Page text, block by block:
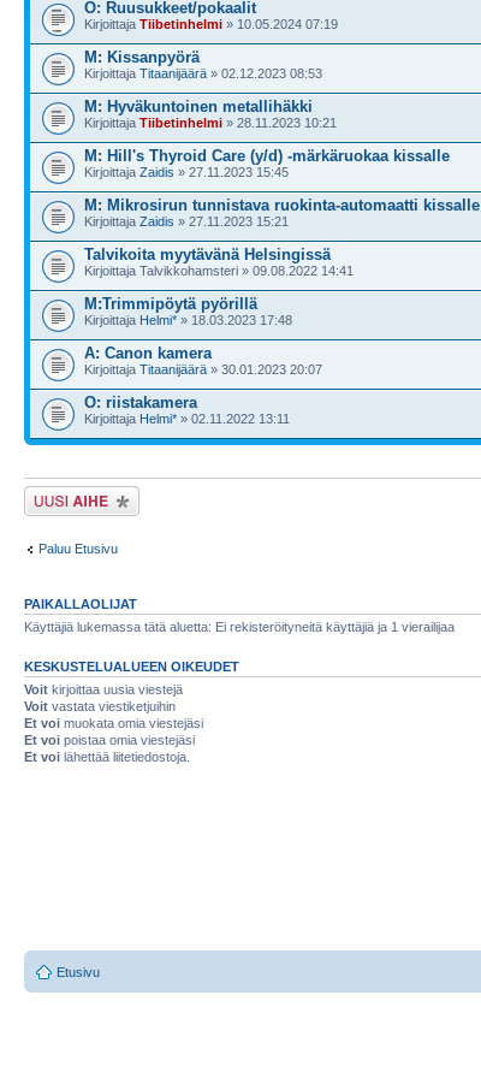
O: Ruusukkeet/pokaalit
Kirjoittaja Tiibetinhelmi » 10.05.2024 07:19
M: Kissanpyörä
Kirjoittaja Titaanijäärä » 02.12.2023 08:53
M: Hyväkuntoinen metallihäkki
Kirjoittaja Tiibetinhelmi » 28.11.2023 10:21
M: Hill's Thyroid Care (y/d) -märkäruokaa kissalle
Kirjoittaja Zaidis » 27.11.2023 15:45
M: Mikrosirun tunnistava ruokinta-automaatti kissalle
Kirjoittaja Zaidis » 27.11.2023 15:21
Talvikoita myytävänä Helsingissä
Kirjoittaja Talvikkohamsteri » 09.08.2022 14:41
M:Trimmipöytä pyörillä
Kirjoittaja Helmi* » 18.03.2023 17:48
A: Canon kamera
Kirjoittaja Titaanijäärä » 30.01.2023 20:07
O: riistakamera
Kirjoittaja Helmi* » 02.11.2022 13:11
Lähetä uusi viesti
Paluu Etusivu
PAIKALLAOLIJAT
Käyttäjiä lukemassa tätä aluetta: Ei rekisteröityneitä käyttäjiä ja 1 vierailijaa
KESKUSTELUALUEEN OIKEUDET
Voit kirjoittaa uusia viestejä
Voit vastata viestiketjuihin
Et voi muokata omia viestejäsi
Et voi poistaa omia viestejäsi
Et voi lähettää liitetiedostoja.
Etusivu